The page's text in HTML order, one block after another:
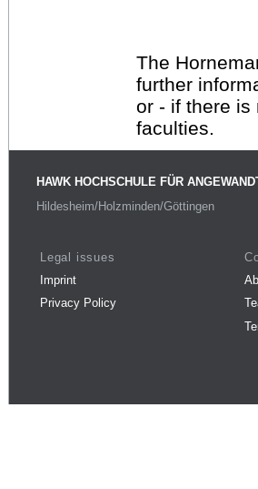
The
further
or - if there is
faculties.
HAWK HOCHSCHULE FÜR
Hildesheim/Holzminden/Göttingen
Legal issues
Imprint
Privacy Policy